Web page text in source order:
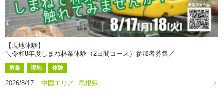
【現地体験】
＼令和8年度しまね林業体験（2日間コース）参加者募集／
募集 現地 体験
2026/8/17 中国エリア 島根県